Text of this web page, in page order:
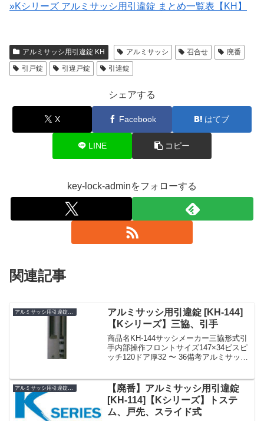
»Kシリーズ アルミサッシ用引違錠 まとめ一覧表【KH】
アルミサッシ用引違錠 KH アルミサッシ 召合せ
廃番
引戸錠
引違戸錠 引違錠
シェアする
X Facebook はてブ
LINE コピー
key-lock-adminをフォローする
関連記事
アルミサッシ用引違錠 [KH-144]
【Kシリーズ】三協、引手
商品名KH-144サッシメーカー三協形式引
手内部操作フロントサイズ147×34ビスピ
ッチ120ドア厚32 〜 36備考アルミサッシ
錠 引違錠...
【廃番】アルミサッシ用引違錠
[KH-114]【Kシリーズ】トステ
ム、戸先、スライド式